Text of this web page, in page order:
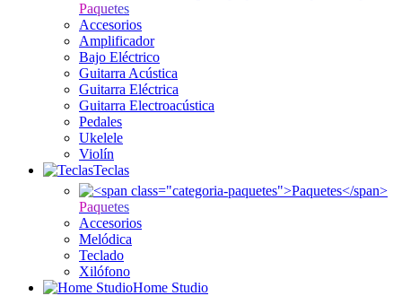
Paquetes
Accesorios
Amplificador
Bajo Eléctrico
Guitarra Acústica
Guitarra Eléctrica
Guitarra Electroacústica
Pedales
Ukelele
Violín
Teclas
Paquetes
Accesorios
Melódica
Teclado
Xilófono
Home Studio